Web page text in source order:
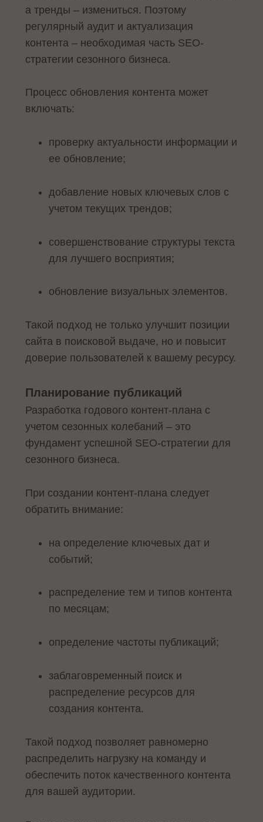
а тренды – измениться. Поэтому
регулярный аудит и актуализация
контента – необходимая часть SEO-
стратегии сезонного бизнеса.
Процесс обновления контента может
включать:
проверку актуальности информации и
ее обновление;
добавление новых ключевых слов с
учетом текущих трендов;
совершенствование структуры текста
для лучшего восприятия;
обновление визуальных элементов.
Такой подход не только улучшит позиции
сайта в поисковой выдаче, но и повысит
доверие пользователей к вашему ресурсу.
Планирование публикаций
Разработка годового контент-плана с
учетом сезонных колебаний – это
фундамент успешной SEO-стратегии для
сезонного бизнеса.
При создании контент-плана следует
обратить внимание:
на определение ключевых дат и
событий;
распределение тем и типов контента
по месяцам;
определение частоты публикаций;
заблаговременный поиск и
распределение ресурсов для
создания контента.
Такой подход позволяет равномерно
распределить нагрузку на команду и
обеспечить поток качественного контента
для вашей аудитории.